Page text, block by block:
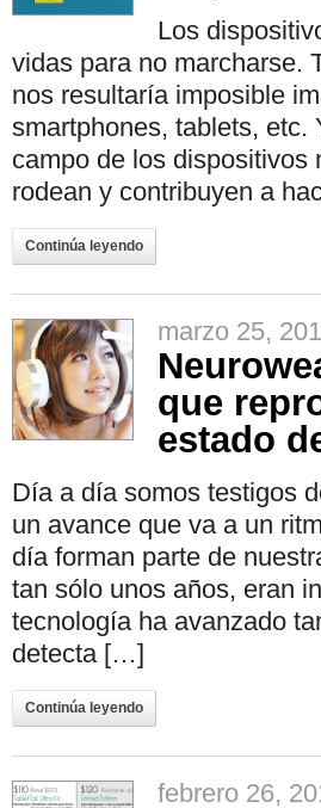
Los
vidas para no marcharse.
nos resultaría imposible
smartphones, tablets,
campo de los dispositivos
rodean y contribuyen a
Continúa leyendo
marzo 25,
que
estado
Día a día somos testigos
un avance que va a un
día forman parte de
tan sólo unos años, eran
tecnología ha avanzado
detecta […]
Continúa leyendo
febrero 26,